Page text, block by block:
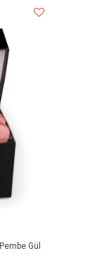
Gül